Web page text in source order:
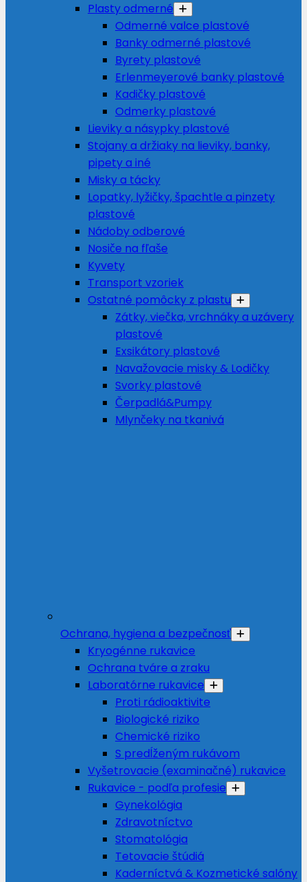
Plasty odmerné
Odmerné valce plastové
Banky odmerné plastové
Byrety plastové
Erlenmeyerové banky plastové
Kadičky plastové
Odmerky plastové
Lieviky a násypky plastové
Stojany a držiaky na lieviky, banky,
pipety a iné
Misky a tácky
Lopatky, lyžičky, špachtle a pinzety
plastové
Nádoby odberové
Nosiče na fľaše
Kyvety
Transport vzoriek
Ostatné pomôcky z plastu
Zátky, viečka, vrchnáky a uzávery
plastové
Exsikátory plastové
Navažovacie misky & Lodičky
Svorky plastové
Čerpadlá&Pumpy
Mlynčeky na tkanivá
Ochrana, hygiena a bezpečnosť
Kryogénne rukavice
Ochrana tváre a zraku
Laboratórne rukavice
Proti rádioaktivite
Biologické riziko
Chemické riziko
S predĺženým rukávom
Vyšetrovacie (examinačné) rukavice
Rukavice - podľa profesie
Gynekológia
Zdravotníctvo
Stomatológia
Tetovacie štúdiá
Kaderníctvá & Kozmetické salóny